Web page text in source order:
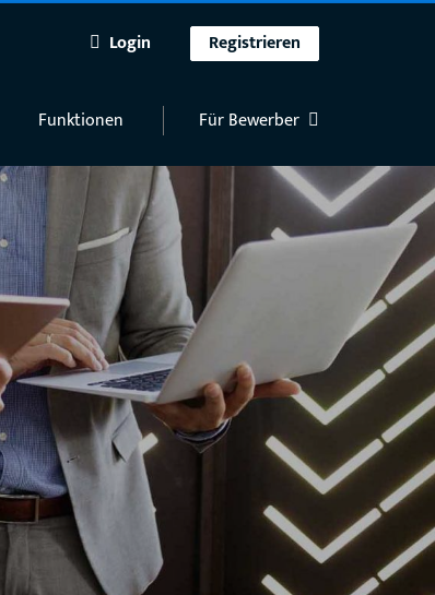
Login Registrieren
Funktionen Für Bewerber